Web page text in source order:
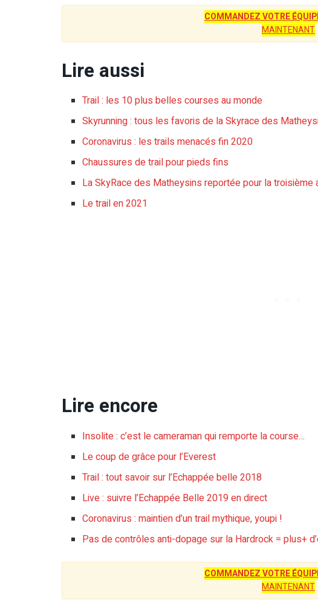
COMMANDEZ VOTRE
MAINTENANT
Lire aussi
Trail : les 10 plus belles courses au monde
Skyrunning : tous les favoris de la Skyrace des
Coronavirus : les trails menacés fin 2020
Chaussures de trail pour pieds fins
La SkyRace des Matheysins reportée pour la troisième
Le trail en 2021
Lire encore
Insolite : c’est le cameraman qui remporte la course…
Le coup de grâce pour l’Everest
Trail : tout savoir sur l’Echappée belle 2018
Live : suivre l’Echappée Belle 2019 en direct
Coronavirus : maintien d’un trail mythique, youpi !
Pas de contrôles anti-dopage sur la Hardrock = plus+
COMMANDEZ VOTRE
MAINTENANT